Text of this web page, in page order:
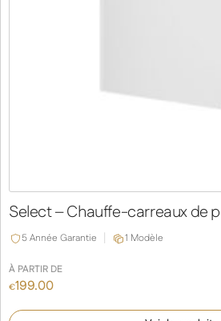
Select – Chauffe-carreaux de
5 Année Garantie 1 Modèle
À PARTIR DE
€199.00